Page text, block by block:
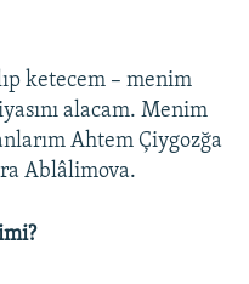
ketecem – menim
alacam. Menim
Ahtem Çiygozğa
Ablâlimova.